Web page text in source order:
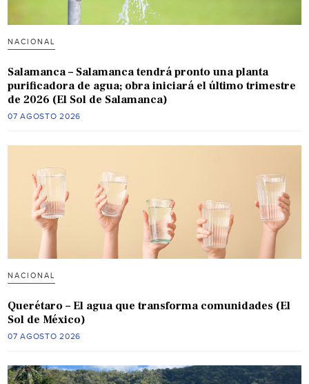
NACIONAL
Salamanca – Salamanca tendrá pronto una planta
purificadora de agua; obra iniciará el último trimestre
de 2026 (El Sol de Salamanca)
07 AGOSTO 2026
NACIONAL
Querétaro – El agua que transforma comunidades (El
Sol de México)
07 AGOSTO 2026